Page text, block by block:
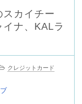
カイチー
ナ、KALラ
クレジットカード